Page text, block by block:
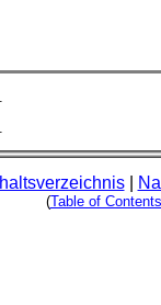
|
(Table of Contents